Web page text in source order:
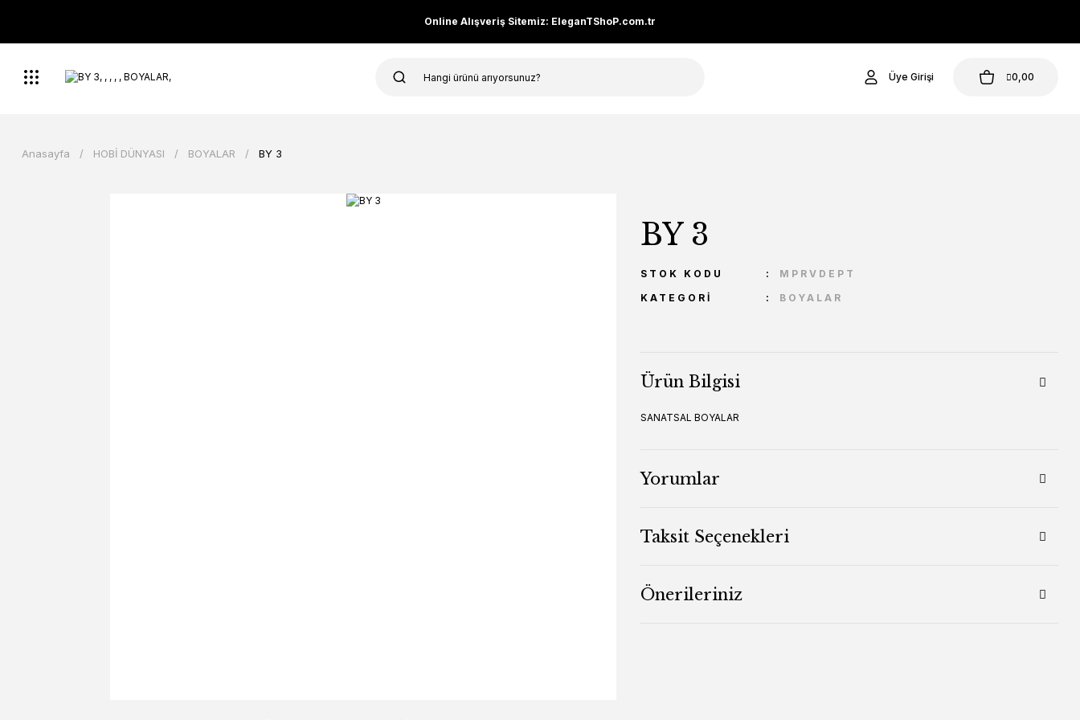
Online Alışveriş Sitemiz: EleganTShoP.com.tr
Üye Girişi 0,00
Anasayfa HOBİ DÜNYASI BOYALAR BY 3
BY 3
STOK KODU
MPRVDEPT
KATEGORI
BOYALAR
Ürün Bilgisi
SANATSAL BOYALAR
Yorumlar
Taksit Seçenekleri
Önerileriniz